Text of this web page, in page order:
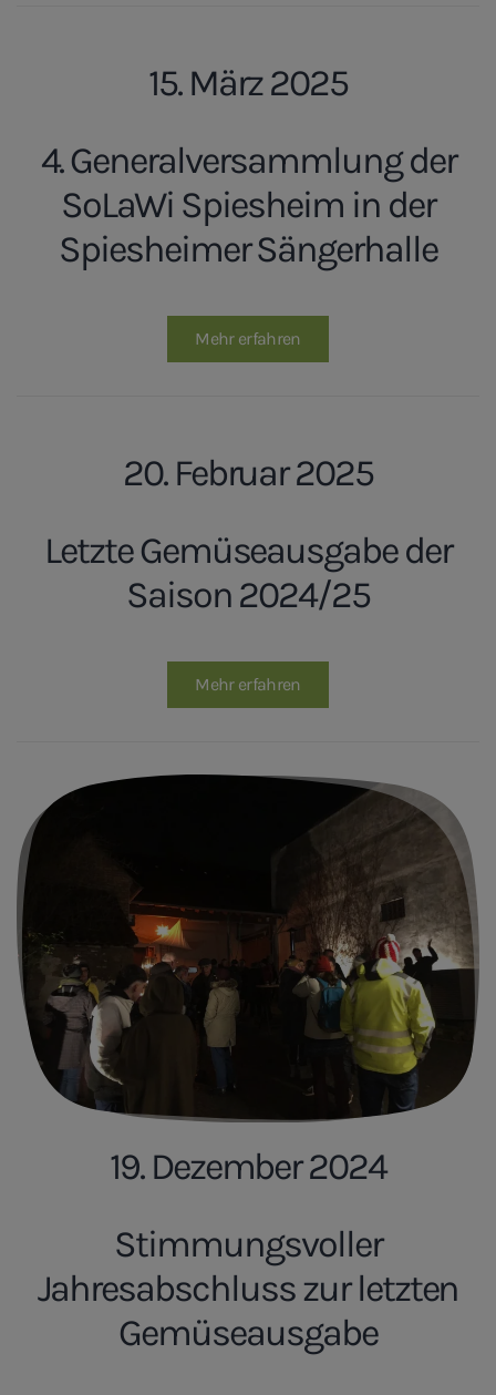
15. März 2025
4. Generalversammlung der
SoLaWi Spiesheim in der
Spiesheimer Sängerhalle
Mehr erfahren
20. Februar 2025
Letzte Gemüseausgabe der
Saison 2024/25
Mehr erfahren
19. Dezember 2024
Stimmungsvoller
Jahresabschluss zur letzten
Gemüseausgabe